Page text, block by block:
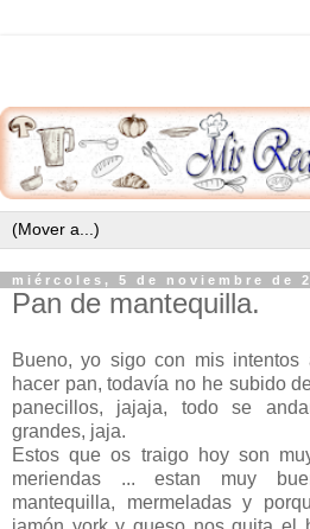
miércoles, 5 de noviembre de
Pan de mantequilla.
Bueno, yo sigo con mis intentos
hacer pan, todavía no he subido
panecillos, jajaja, todo se
grandes, jaja.
Estos que os traigo hoy son
meriendas ... estan muy
mantequilla, mermeladas y